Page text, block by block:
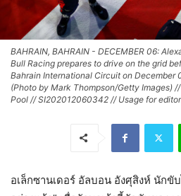
BAHRAIN, BAHRAIN - DECEMBER 06:
Bull Racing prepares to drive on the grid
Bahrain International Circuit on December
(Photo by Mark Thompson/Getty Images)
Pool // SI202012060342 // Usage for
อเล็กซานเดอร์ อัลบอน อังศุสิงห์ นักขั